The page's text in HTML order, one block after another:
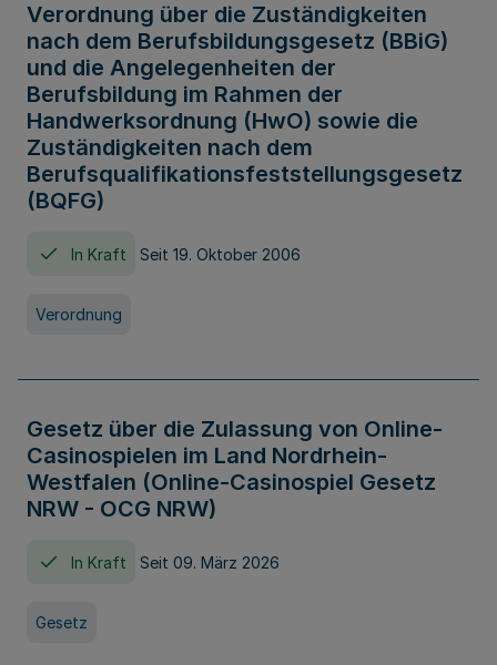
Verordnung über die Zuständigkeiten
nach dem Berufsbildungsgesetz (BBiG)
und die Angelegenheiten der
Berufsbildung im Rahmen der
Handwerksordnung (HwO) sowie die
Zuständigkeiten nach dem
Berufsqualifikationsfeststellungsgesetz
(BQFG)
In Kraft Seit 19. Oktober 2006
Verordnung
Gesetz über die Zulassung von Online-
Casinospielen im Land Nordrhein-
Westfalen (Online-Casinospiel Gesetz
NRW - OCG NRW)
In Kraft Seit 09. März 2026
Gesetz